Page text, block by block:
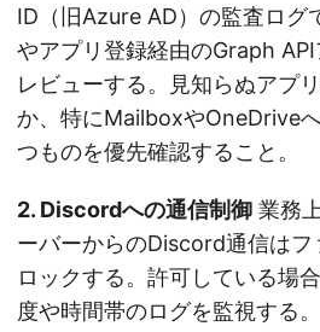
ID（旧Azure AD）の監査ログ
やアプリ登録経由のGraph
レビューする。見知らぬアプ
か、特にMailboxやOneDrive
つものを優先確認すること。
2. Discordへの通信制御 業務
ーバーからのDiscord通信は
ロックする。許可している場
度や時間帯のログを監視する。